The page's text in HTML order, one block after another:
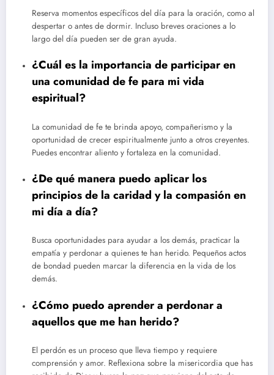
Reserva momentos específicos del día para la oración, como al
despertar o antes de dormir. Incluso breves oraciones a lo
largo del día pueden ser de gran ayuda.
¿Cuál es la importancia de participar en
una comunidad de fe para mi vida
espiritual?
La comunidad de fe te brinda apoyo, compañerismo y la
oportunidad de crecer espiritualmente junto a otros creyentes.
Puedes encontrar aliento y fortaleza en la comunidad.
¿De qué manera puedo aplicar los
principios de la caridad y la compasión en
mi día a día?
Busca oportunidades para ayudar a los demás, practicar la
empatía y perdonar a quienes te han herido. Pequeños actos
de bondad pueden marcar la diferencia en la vida de los
demás.
¿Cómo puedo aprender a perdonar a
aquellos que me han herido?
El perdón es un proceso que lleva tiempo y requiere
comprensión y amor. Reflexiona sobre la misericordia que has